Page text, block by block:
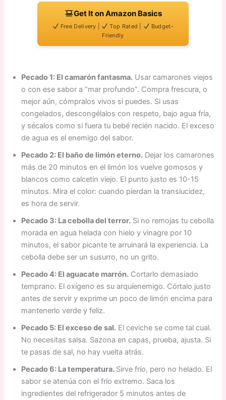
Get It on Amazon Basics
Free Delivery | Top Rated |
Budget-
Friendly
Pecado 1: El camarón fantasma. Usar camarones viejos
o con ese sabor a “mar profundo”. Compra frescura, o
mejor aún, cómpralos vivos si puedes. Si usas
congelados, descongélalos con respeto, bajo agua fría,
y sécalos como si fuera tu bebé recién nacido. El exceso
de agua es el enemigo del sabor.
Pecado 2: El baño de limón eterno. Dejar los camarones
más de 20 minutos en el limón los vuelve gomosos y
blancos como calcetín viejo. El punto justo es 10-15
minutos. Mira el color: cuando pierdan la translucidez,
es hora de servir.
Pecado 3: La cebolla del terror. Si no remojas tu cebolla
morada en agua helada con hielo y vinagre por 10
minutos, el sabor picante te arruinará la experiencia. La
cebolla debe ser un susurro, no un grito.
Pecado 4: El aguacate marrón. Cortarlo demasiado
temprano. El oxígeno es su arquíenemigo. Córtalo justo
antes de servir y exprime un poco de limón encima para
mantenerlo verde y feliz.
Pecado 5: El exceso de sal. El ceviche se come tal cual.
No necesitas salsa. Sazona en capas, prueba, ajusta. Si
te pasas de sal, no hay vuelta atrás.
Pecado 6: La temperatura. Sirve frío, pero no helado. El
sabor se atenúa con el frío extremo. Saca los
ingredientes del refrigerador 5 minutos antes de